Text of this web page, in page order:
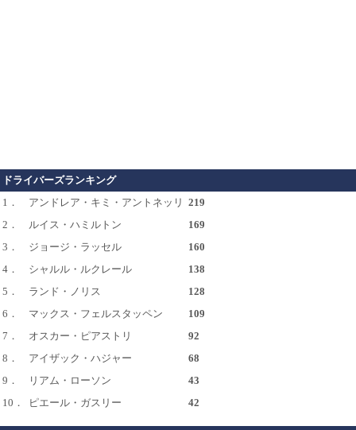
ドライバーズランキング
1．
アンドレア・キミ・アントネッリ 219
2．
ルイス・ハミルトン
169
3．
ジョージ・ラッセル
160
4．
シャルル・ルクレール
138
5．
ランド・ノリス
128
6．
マックス・フェルスタッペン
109
7．
オスカー・ピアストリ
92
8．
アイザック・ハジャー
68
9．
リアム・ローソン
43
10．
ピエール・ガスリー 42